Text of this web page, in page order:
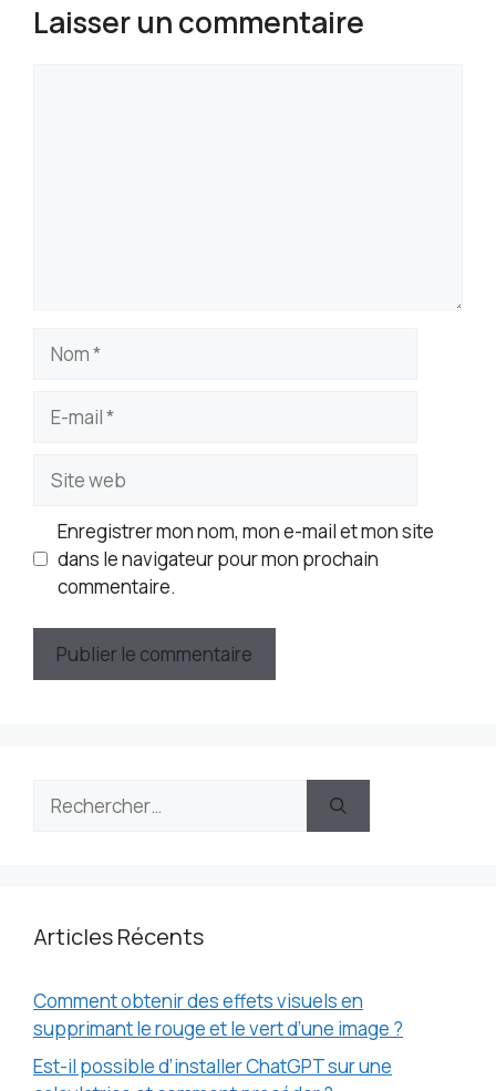
Laisser un commentaire
Nom
mail
Site
web
Enregistrer mon nom, mon e-mail et mon site
dans le navigateur pour mon prochain
commentaire.
Rechercher :
Articles Récents
Comment obtenir des effets visuels en
supprimant le rouge et le vert d’une image ?
Est-il possible d’installer ChatGPT sur une